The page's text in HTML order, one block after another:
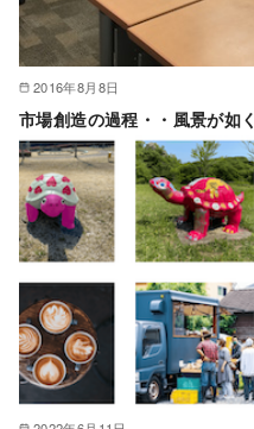
2016年8月8日
市場創造の過程・・風景が如く